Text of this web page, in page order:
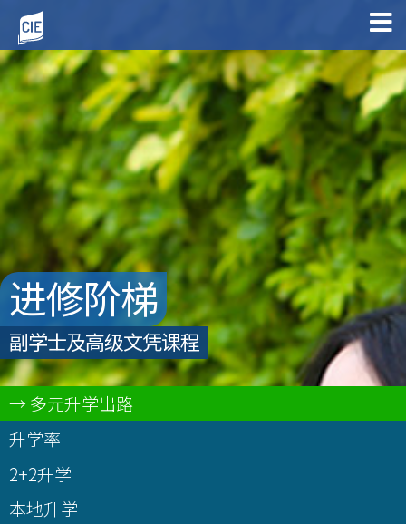
进修阶梯
副学士及高级文凭课程
多元升学出路
升学率
2+2升学
本地升学